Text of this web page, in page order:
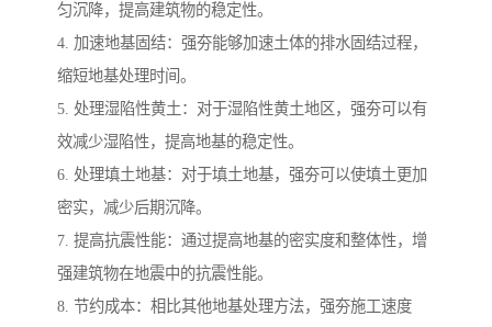
匀沉降，提高建筑物的稳定性。
4. 加速地基固结：强夯能够加速土体的排水固结过程，
缩短地基处理时间。
5. 处理湿陷性黄土：对于湿陷性黄土地区，强夯可以有
效减少湿陷性，提高地基的稳定性。
6. 处理填土地基：对于填土地基，强夯可以使填土更加
密实，减少后期沉降。
7. 提高抗震性能：通过提高地基的密实度和整体性，增
强建筑物在地震中的抗震性能。
8. 节约成本：相比其他地基处理方法，强夯施工速度